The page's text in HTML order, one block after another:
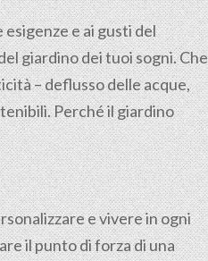
e ai gusti del
giardino dei tuoi sogni. Che
– deflusso delle acque,
Perché il giardino
e vivere in ogni
il punto di forza di una